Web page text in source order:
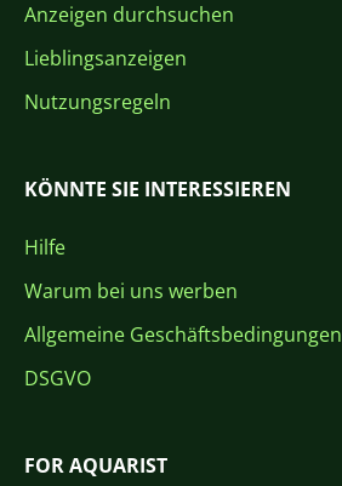
Anzeigen durchsuchen
Lieblingsanzeigen
Nutzungsregeln
KÖNNTE SIE INTERESSIEREN
Hilfe
Warum bei uns werben
Allgemeine Geschäftsbedingungen
DSGVO
FOR AQUARIST